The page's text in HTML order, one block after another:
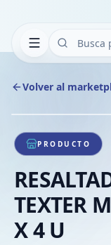
Volver al
1/1
PRODUCTO
TEXTER
X 4 U